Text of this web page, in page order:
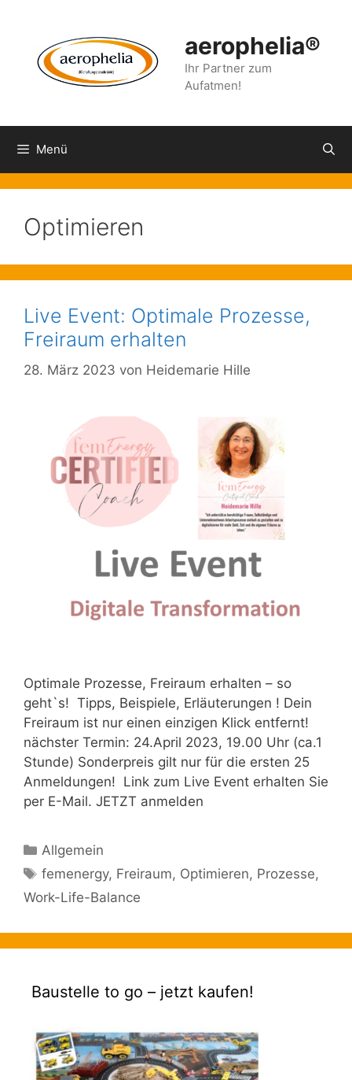
springen
aerophelia®
Ihr Partner zum
Aufatmen!
Menü
Optimieren
Live Event: Optimale Prozesse,
Freiraum erhalten
28. März 2023 von Heidemarie Hille
Optimale Prozesse, Freiraum erhalten – so
geht`s! Tipps, Beispiele, Erläuterungen ! Dein
Freiraum ist nur einen einzigen Klick entfernt!
nächster Termin: 24.April 2023, 19.00 Uhr (ca.1
Stunde) Sonderpreis gilt nur für die ersten 25
Anmeldungen! Link zum Live Event erhalten Sie
per E-Mail. JETZT anmelden
Kategorien
Allgemein
Schlagwörter
femenergy, Freiraum, Optimieren, Prozesse,
Work-Life-Balance
Baustelle to go – jetzt kaufen!